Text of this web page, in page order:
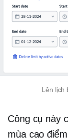
Lên lịch
Công cụ này
mùa cao